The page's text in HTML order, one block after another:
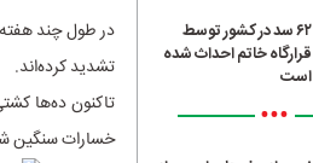
۶۲ سد در کشور توسط
قرارگاه خاتم احداث شده
است
•••
در طول چند
تشدید کرده‌اند.
تاکنون ده‌ها
خسارات سنگین